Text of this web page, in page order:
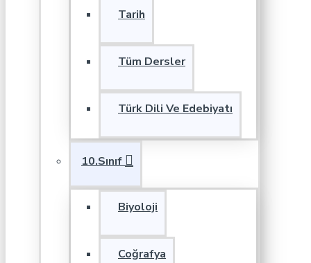
Tarih
Tüm Dersler
Türk Dili Ve Edebiyatı
10.Sınıf
Biyoloji
Coğrafya